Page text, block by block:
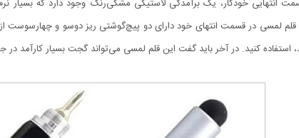
انتهایی خودکار، یک برآمدگی لاستیکی مشکی‌رنگ وجود دارد که
لمسی در قسمت انتهای خود دارای دو پیچ‌گوشتی ریز دوسو و چهارسوست از
استفاده کنید. در آخر باید گفت این قلم لمسی می‌تواند گجت بسیار کارآمد